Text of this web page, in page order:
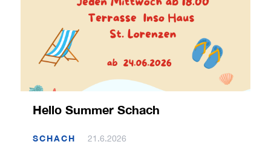
Hello Summer Schach
SCHACH 21.6.2026